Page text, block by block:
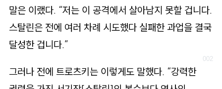
말은 이랬다. “저는 이 공격에서 살아남지 못할 겁니다.
스탈린은 전에 여러 차례 시도했다 실패한 과업을 결국
달성한 겁니다.”
그러나 전에 트로츠키는 이렇게도 말했다. “강력한